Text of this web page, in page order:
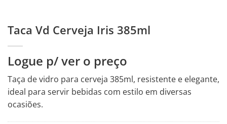
Taca Vd Cerveja Iris 385ml
Logue p/ ver o preço
Taça de vidro para cerveja 385ml, resistente e elegante,
ideal para servir bebidas com estilo em diversas
ocasiões.